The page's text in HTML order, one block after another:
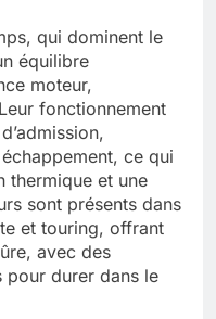
qui dominent le
équilibre
moteur,
fonctionnement
ce qui
thermique et une
sont présents dans
et touring, offrant
avec des
pour durer dans le